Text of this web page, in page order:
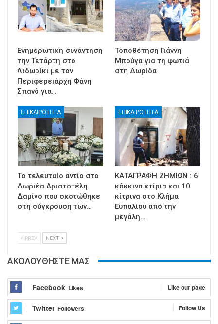
Ενημερωτική συνάντηση
την Τετάρτη στο
Λιδωρίκι με τον
Περιφερειάρχη Φάνη
Σπανό για…
Τοποθέτηση Γιάννη
Μπούγα για τη φωτιά
στη Δωρίδα
ΕΠΙΚΑΙΡΟΤΗΤΑ
Το τελευταίο αντίο στο
Δωριέα Αριστοτέλη
Δαμίγο που σκοτώθηκε
στη σύγκρουση των…
ΕΠΙΚΑΙΡΟΤΗΤΑ
ΚΑΤΑΓΡΑΦΗ ΖΗΜΙΩΝ : 6
κόκκινα κτίρια και 10
κίτρινα στο Κλήμα
Ευπαλίου από την
μεγάλη…
PREV NEXT
ΑΚΟΛΟΥΘΗΣΤΕ ΜΑΣ
Facebook Likes Like our page
Twitter Followers Follow Us